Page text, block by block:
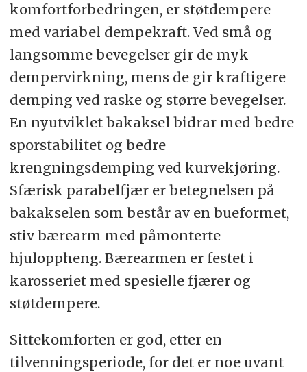
komfortforbedringen, er støtdempere
med variabel dempekraft. Ved små og
langsomme bevegelser gir de myk
dempervirkning, mens de gir kraftigere
demping ved raske og større bevegelser.
En nyutviklet bakaksel bidrar med bedre
sporstabilitet og bedre
krengningsdemping ved kurvekjøring.
Sfærisk parabelfjær er betegnelsen på
bakakselen som består av en bueformet,
stiv bærearm med påmonterte
hjuloppheng. Bærearmen er festet i
karosseriet med spesielle fjærer og
støtdempere.
Sittekomforten er god, etter en
tilvenningsperiode, for det er noe uvant